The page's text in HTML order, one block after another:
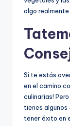
algo
Si te estás
en el camino
culinarias!
tienes algunos
tener éxito en